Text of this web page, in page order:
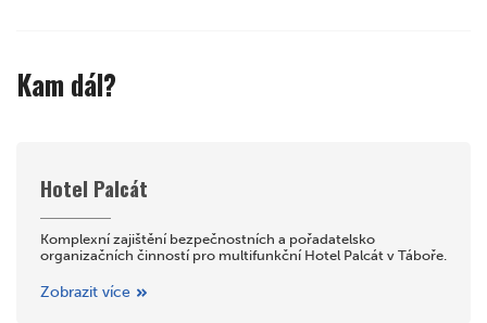
Kam dál?
Hotel Palcát
Komplexní zajištění bezpečnostních a pořadatelsko
organizačních činností pro multifunkční Hotel Palcát v Táboře.
Zobrazit více